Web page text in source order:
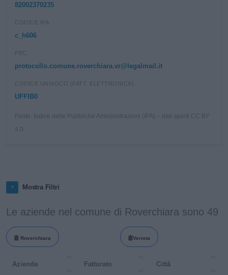
82002370235
CODICE IPA
c_h606
PEC
protocollo.comune.roverchiara.vr@legalmail.it
CODICE UNIVOCO (FATT. ELETTRONICA)
UFFIB0
Fonte: Indice delle Pubbliche Amministrazioni (IPA) – dati aperti CC BY
Mostra Filtri
Le aziende nel comune di Roverchiara sono 49
Roverchiara Verona
Azienda Fatturato Città